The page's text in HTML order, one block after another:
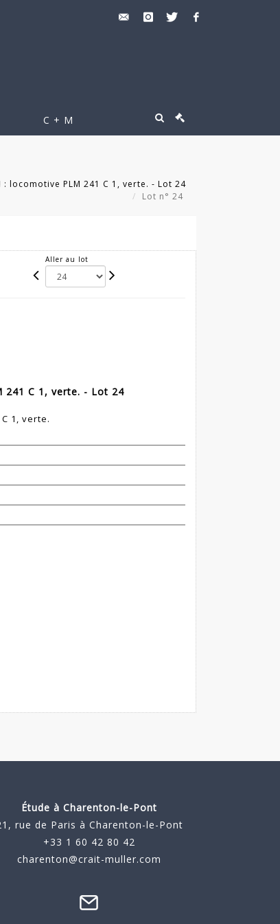
C + M
: locomotive PLM 241 C 1, verte. - Lot 24
Lot n° 24
Aller au lot
241 C 1, verte. - Lot 24
C 1, verte.
Étude àCharenton-le-Pont
rue de Paris à Charenton-le-Pont
+33 1 60 42 80 42
charenton@crait-muller.com